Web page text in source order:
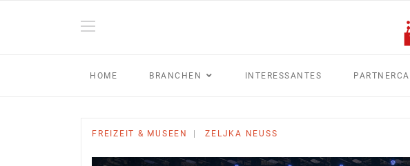
HOME BRANCHEN INTERESSANTES
FREIZEIT & MUSEEN ZELJKA NEUSS